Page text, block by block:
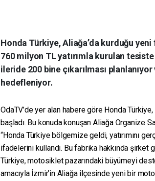
Honda Türkiye, Aliağa’da kurduğu
760 milyon TL yatırımla kurulan
ileride 200 bine çıkarılması
hedefleniyor.
OdaTV’de yer alan habere göre Honda
başladı. Bu konuda konuşan Aliağa Organize
“Honda Türkiye bölgemize geldi, yatırımını
ifadelerini kullandı. Bu fabrika hakkında şirket
Türkiye, motosiklet pazarındaki büyümeyi
amacıyla İzmir’in Aliağa ilçesinde yeni bir